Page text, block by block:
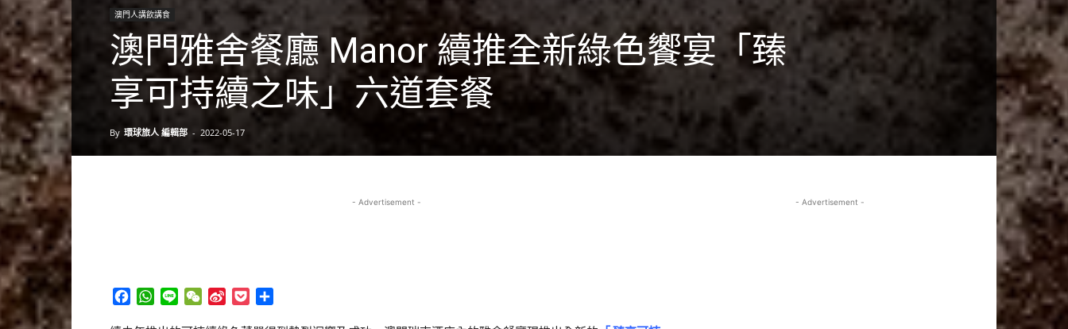
澳門人講飲講食
澳門雅舍餐廳 Manor 續推全新綠色饗宴「臻
享可持續之味」六道套餐
By 環球旅人 編輯部 - 2022-05-17
- Advertisement -
Facebook
WhatsApp
Line WeChat
Sina
Pocket
- Advertisement -